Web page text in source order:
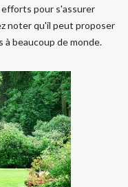
efforts pour s'assurer
noter qu'il peut proposer
beaucoup de monde.